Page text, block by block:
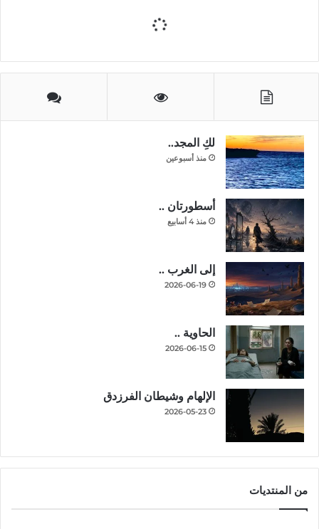
لكِ المجد..
منذ أسبوعين
أسطورتان ..
منذ 4 أسابيع
إلى الغرب ..
2026-06-19
الحاوية ..
2026-06-15
الإلهام وشيطان الفرزدق
2026-05-23
من المنتديات